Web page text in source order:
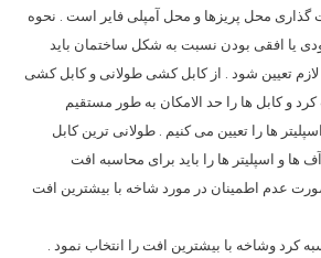
گذاری محل پریزها و محل آمپلی فایر است . نحوه
یا افقی بودن نسبت به شکل ساختمان باید
تعیین شود . از کابل کشی طولانی و کابل کشی
و کابل ها را حد الامکان به طور مستقیم
ها را تعیین می کنیم . طولانی ترین کابل
ها و اسپلیتر ها را باید برای محاسبه افت
عدم اطمینان در مورد شاخه با بیشترین افت
کرد وشاخه با بیشترین افت را انتخاب نمود .